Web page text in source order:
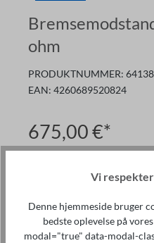
ohm
PRODUKTNUMMER: 64138
EAN: 4260689520824
675,00 €*
På lager
Mængde
Læg i indkøbskurven
Vi
Denne hjemmeside bruger
bedste oplevelse på
modal="true" data-modal-